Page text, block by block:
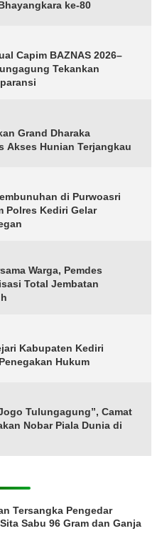
ke-80
Capim BAZNAS 2026–
Tekankan
Grand Dharaka
Akses Hunian Terjangkau
di Purwoasri
Polres Kediri Gelar
Warga, Pemdes
Total Jembatan
Kabupaten Kediri
Hukum
Tulungagung”, Camat
Nobar Piala Dunia di
Tersangka Pengedar
Sabu 96 Gram dan Ganja